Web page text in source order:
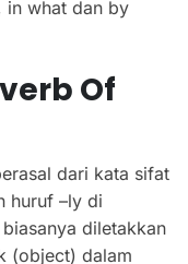
in what dan by
Of
dari kata sifat
huruf –ly di
diletakkan
(object) dalam